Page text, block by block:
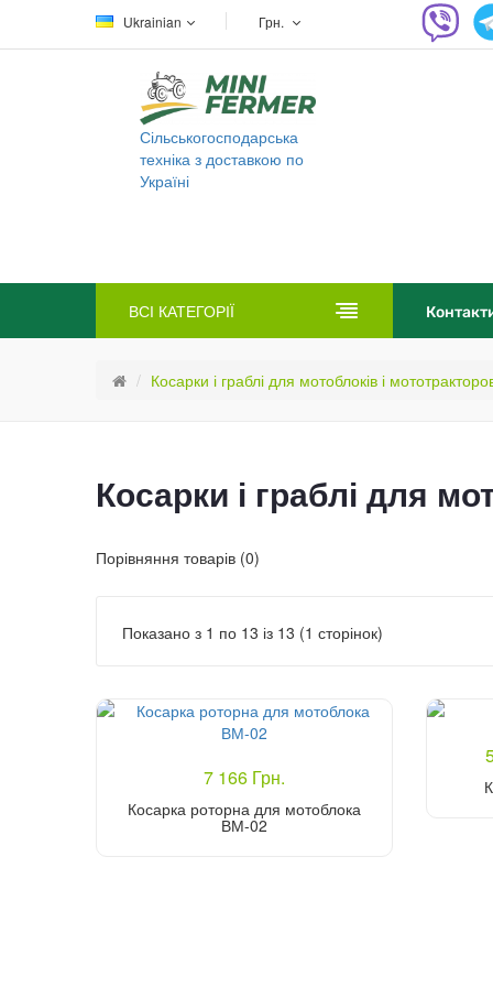
Ukrainian Грн.
Сільськогосподарська
техніка з доставкою по
Україні
ВСІ КАТЕГОРІЇ
Косарки і граблі для мотоблоків і
Косарки і граблі для
Порівняння товарів (0)
Показано з 1 по 13 із 13 (1 сторінок)
7 166 Грн.
Косарка роторна для мотоблока
ВМ-02